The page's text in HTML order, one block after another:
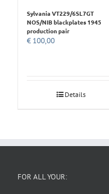
Sylvania VT229/6SL7GT
NOS/NIB blackplates 1945
production pair
€ 100,00
Details
FOR ALL YOUR: